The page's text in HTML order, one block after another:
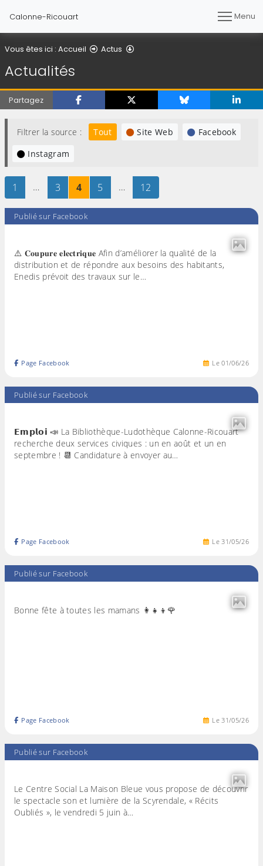
Calonne-Ricouart Menu
Vous êtes ici : Accueil Actus
Actualités
Partagez
Filtrer la source : Tout Site Web
Facebook
Instagram
Page
1 sur 12
… Page
3sur 12Page
4sur 12Page
5 sur 12
… Page
12
Publié sur Facebook
⚠️ 𝐂𝐨𝐮𝐩𝐮𝐫𝐞 𝐞𝐥𝐞𝐜𝐭𝐫𝐢𝐪𝐮𝐞 Afin d’améliorer la qualité de la
distribution et de répondre aux besoins des habitants,
Enedis prévoit des travaux sur le…
Le01/06/26
Page Facebook
Publié sur Facebook
𝗘𝗺𝗽𝗹𝗼𝗶 📣 La Bibliothèque-Ludothèque Calonne-Ricouart
recherche deux services civiques : un en août et un en
septembre ! 📆 Candidature à envoyer au…
Le31/05/26
Page Facebook
Publié sur Facebook
Bonne fête à toutes les mamans 👩‍👧‍👦🌹
Le31/05/26
Page Facebook
Publié sur Facebook
Le Centre Social La Maison Bleue vous propose de découvrir
le spectacle son et lumière de la Scyrendale, « Récits
Oubliés », le vendredi 5 juin à…